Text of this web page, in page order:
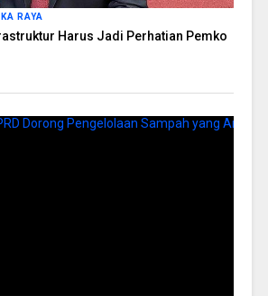
RAYA
Harus Jadi Perhatian Pemko